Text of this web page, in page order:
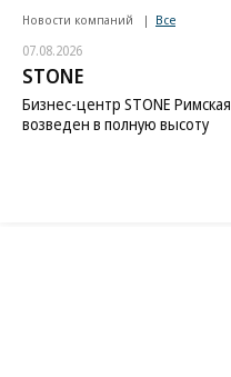
Новости компаний Все
07.08.2026
STONE
Бизнес-центр STONE Римская
возведен в полную высоту